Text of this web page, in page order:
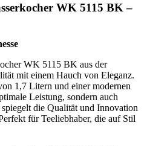
WK 5115 BK –
WK 5115 BK aus der
mit einem Hauch von Eleganz.
1,7 Litern und einer modernen
Leistung, sondern auch
die Qualität und Innovation
für Teeliebhaber, die auf Stil